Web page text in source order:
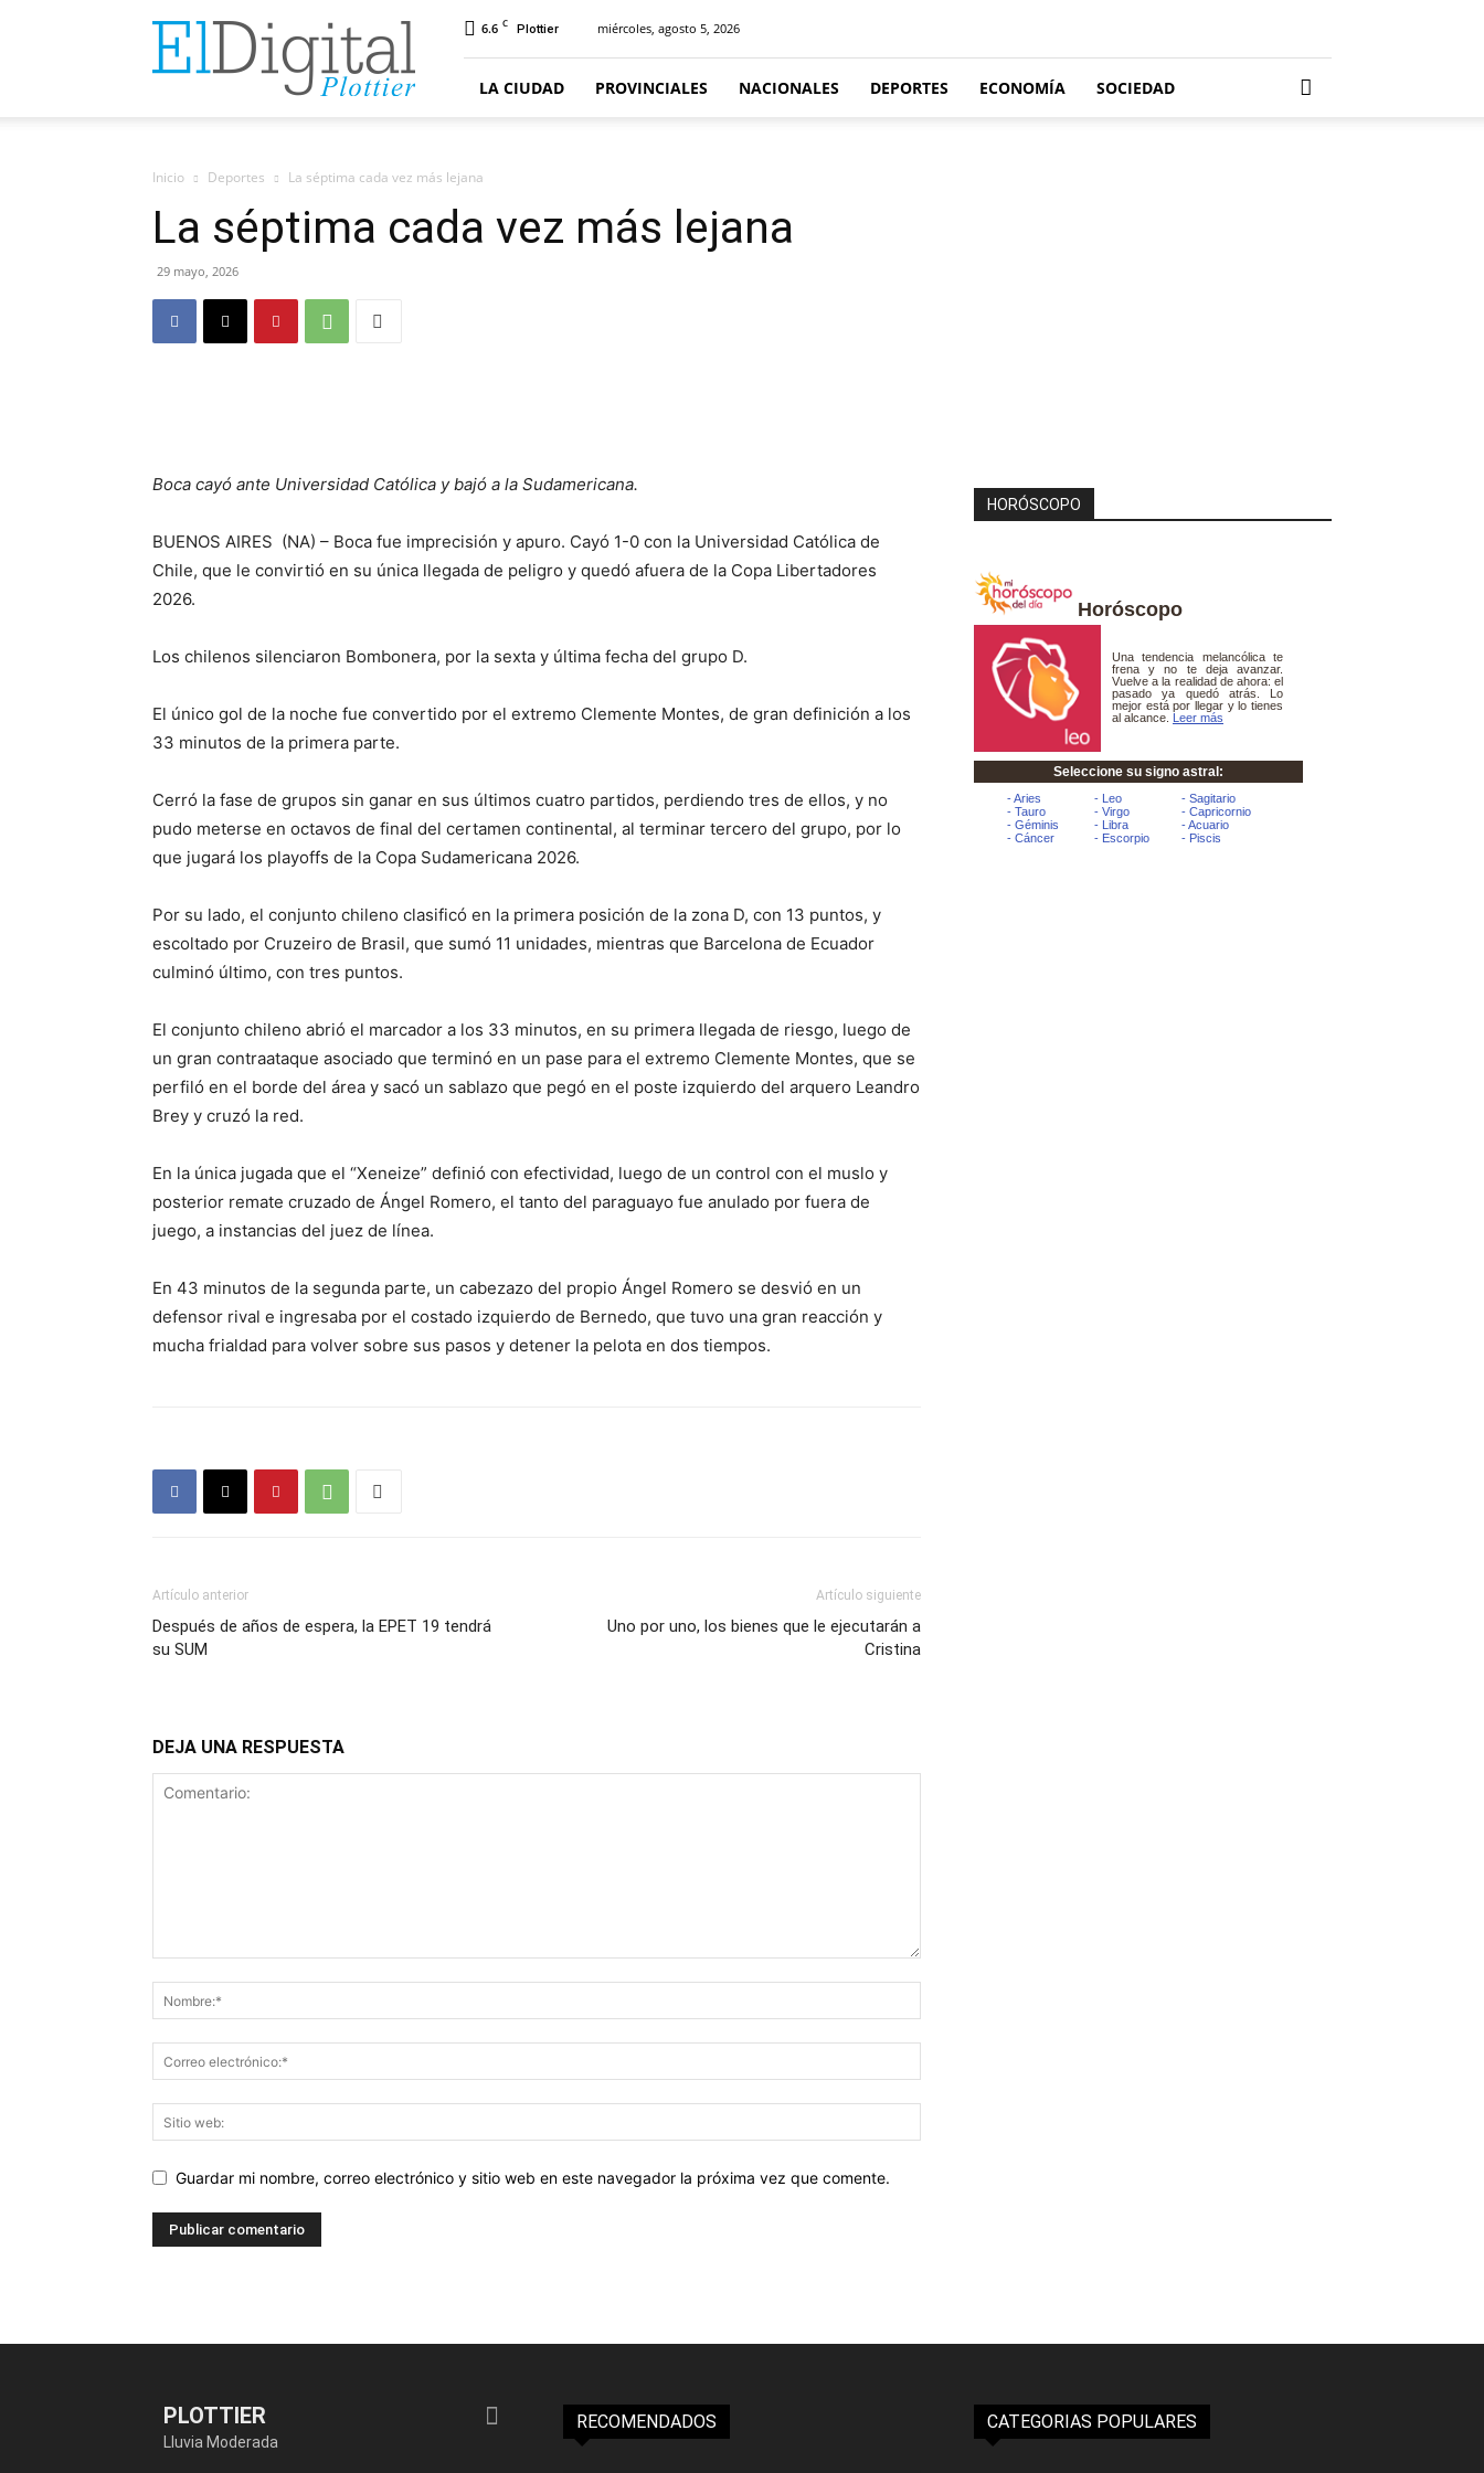
ElDigitalPlottier
6.6 C Plottier miércoles, agosto 5, 2026
LA CIUDAD PROVINCIALES NACIONALES DEPORTES ECONOMÍA SOCIEDAD
Inicio Deportes La séptima cada vez más lejana
La séptima cada vez más lejana
29 mayo, 2026
Boca cayó ante Universidad Católica y bajó a la Sudamericana.
BUENOS AIRES (NA) – Boca fue imprecisión y apuro. Cayó 1-0 con la Universidad Católica de
Chile, que le convirtió en su única llegada de peligro y quedó afuera de la Copa Libertadores
2026.
Los chilenos silenciaron Bombonera, por la sexta y última fecha del grupo D.
El único gol de la noche fue convertido por el extremo Clemente Montes, de gran definición a los
33 minutos de la primera parte.
Cerró la fase de grupos sin ganar en sus últimos cuatro partidos, perdiendo tres de ellos, y no
pudo meterse en octavos de final del certamen continental, al terminar tercero del grupo, por lo
que jugará los playoffs de la Copa Sudamericana 2026.
Por su lado, el conjunto chileno clasificó en la primera posición de la zona D, con 13 puntos, y
escoltado por Cruzeiro de Brasil, que sumó 11 unidades, mientras que Barcelona de Ecuador
culminó último, con tres puntos.
El conjunto chileno abrió el marcador a los 33 minutos, en su primera llegada de riesgo, luego de
un gran contraataque asociado que terminó en un pase para el extremo Clemente Montes, que se
perfiló en el borde del área y sacó un sablazo que pegó en el poste izquierdo del arquero Leandro
Brey y cruzó la red.
En la única jugada que el “Xeneize” definió con efectividad, luego de un control con el muslo y
posterior remate cruzado de Ángel Romero, el tanto del paraguayo fue anulado por fuera de
juego, a instancias del juez de línea.
En 43 minutos de la segunda parte, un cabezazo del propio Ángel Romero se desvió en un
defensor rival e ingresaba por el costado izquierdo de Bernedo, que tuvo una gran reacción y
mucha frialdad para volver sobre sus pasos y detener la pelota en dos tiempos.
Artículo anterior
Después de años de espera, la EPET 19 tendrá
su SUM
Artículo siguiente
Uno por uno, los bienes que le ejecutarán a
Cristina
DEJA UNA RESPUESTA
Guardar mi nombre, correo electrónico y sitio web en este navegador la próxima vez que comente.
HORÓSCOPO
Horóscopo
PLOTTIER
Lluvia Moderada
RECOMENDADOS CATEGORIAS POPULARES